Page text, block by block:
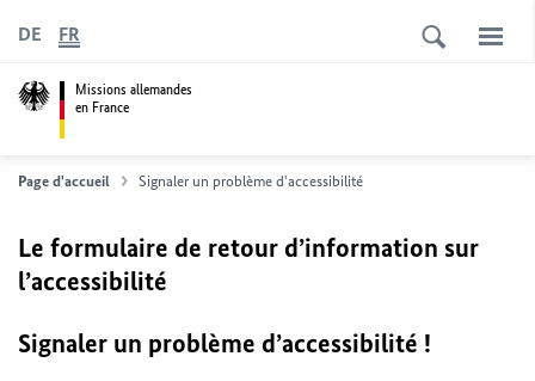
Missions allemandes
en France
DE FR
Page d'accueil Signaler un problème d'accessibilité
Le formulaire de retour d’information sur
l’accessibilité
Signaler un problème d’accessibilité !